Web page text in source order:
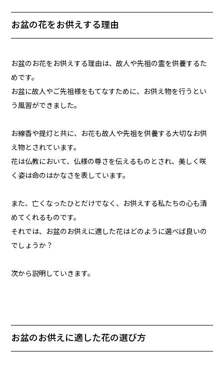
お盆の花をお供えする理由
お盆のお花をお供えする理由は、故人や先祖の霊を供養するた
めです。
お盆に故人やご先祖様をもてなすために、お供え物を行うとい
う風習ができました。
お線香や提灯と共に、お花も故人や先祖を供養する大切なお供
え物とされています。
花は仏教において、仏様の尊さを伝えるものとされ、美しく咲
く姿は命のはかなさを表しています。
また、亡くなったひとだけでなく、お供えする私たちの心も清
めてくれるものです。
それでは、お盆のお供えに適した花はどのように選べば良いの
でしょうか？
次から説明していきます。
お盆のお供えに適した花の選び方